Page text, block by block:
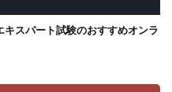
スパート試験のおすすめオンラ